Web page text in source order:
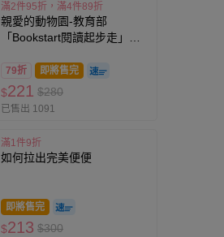
滿2件95折，滿4件89折
親愛的動物園-教育部
「Bookstart閱讀起步走」入
79折 即將售完
$221 $280
已售出 1091
滿1件9折
如何拉出完美便便
即將售完
$213 $300